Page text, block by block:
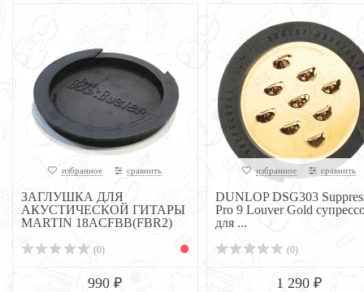
избранное сравнить
ЗАГЛУШКА ДЛЯ
АКУСТИЧЕСКОЙ ГИТАРЫ
MARTIN 18ACFBB(FBR2)
(0)
990 ₽
избранное сравнить
DUNLOP DSG303
Pro 9 Louver Gold
для ...
(0)
1 290 ₽